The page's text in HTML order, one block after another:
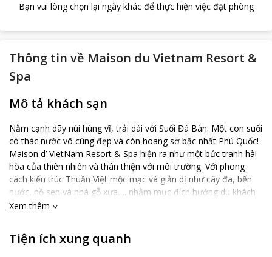
Bạn vui lòng chọn lại ngày khác để thực hiện việc đặt phòng
Thông tin về Maison du Vietnam Resort &
Spa
Mô tả khách sạn
Nằm cạnh dãy núi hùng vĩ, trải dài với Suối Đá Bàn. Một con suối
có thác nước vô cùng đẹp và còn hoang sơ bậc nhất Phú Quốc!
Maison d’ VietNam Resort & Spa hiện ra như một bức tranh hài
hòa của thiên nhiên và thân thiện với môi trường. Với phong
cách kiến trúc Thuần Việt mộc mạc và giản dị như cây đa, bến
nước, hồ sen và nhà gỗ xưa…. nhằm mục đích hướng du khách
tìm về với cuộc sống thiên nhiên. Khu nghĩ dưỡng gồm 60 phòng
nhỏ xinh xắn, quyến rũ và yên bình. Bên trong nội thất bố trí tiện
Xem thêm
Tiện ích xung quanh